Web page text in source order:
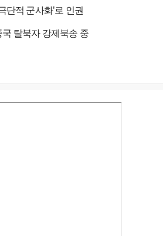
단적 군사화'로 인권
탈북자 강제북송 중